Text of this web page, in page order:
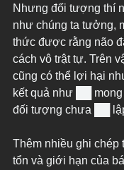
Nhưng đối tượng thí
như chúng ta tưởng,
thức được rằng não
cách vô trật tự. Trên
cũng có thể lợi hại
kết quả như ██
đối tượng chưa ██
Thêm nhiều ghi
tổn và giới hạn của